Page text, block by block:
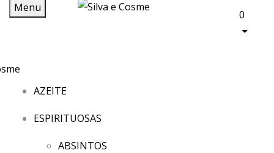
Menu
0
AZEITE
ESPIRITUOSAS
ABSINTOS